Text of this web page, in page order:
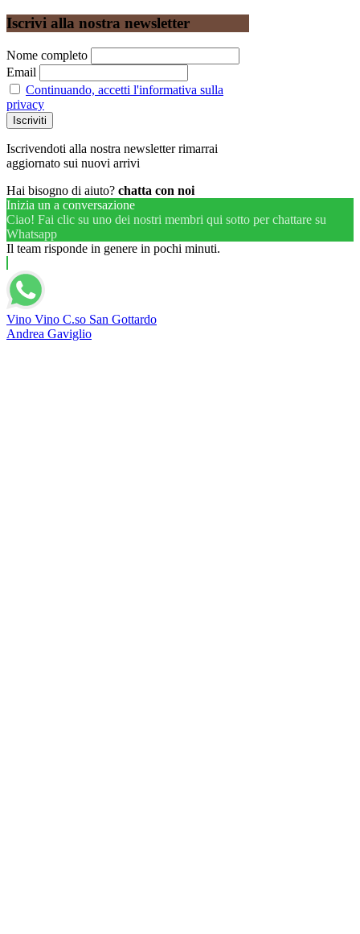
Iscrivi alla nostra newsletter
Nome completo
Email
Continuando, accetti l'informativa sulla
privacy
Iscrivendoti alla nostra newsletter rimarrai
aggiornato sui nuovi arrivi
Hai bisogno di aiuto? chatta con noi
Inizia un a conversazione
Ciao! Fai clic su uno dei nostri membri qui sotto per chattare su
Whatsapp
Il team risponde in genere in pochi minuti.
Vino Vino C.so San Gottardo
Andrea Gaviglio